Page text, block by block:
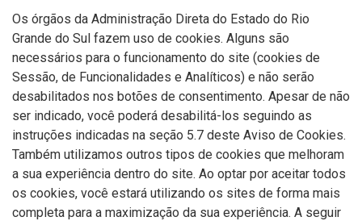
Os órgãos da Administração Direta do Estado do Rio
Grande do Sul fazem uso de cookies. Alguns são
necessários para o funcionamento do site (cookies de
Sessão, de Funcionalidades e Analíticos) e não serão
desabilitados nos botões de consentimento. Apesar de não
ser indicado, você poderá desabilitá-los seguindo as
instruções indicadas na seção 5.7 deste Aviso de Cookies.
Também utilizamos outros tipos de cookies que melhoram
a sua experiência dentro do site. Ao optar por aceitar todos
os cookies, você estará utilizando os sites de forma mais
completa para a maximização da sua experiência. A seguir